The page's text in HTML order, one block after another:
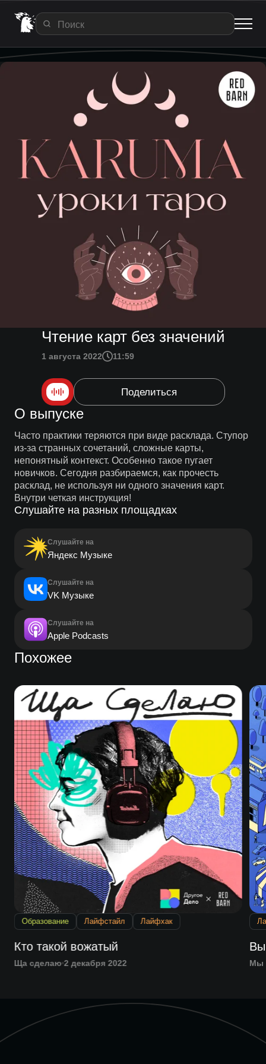
Чтение карт без значений
1 августа 2022 11:59
Поделиться
О выпуске
Часто практики теряются при виде расклада. Ступор
из-за странных сочетаний, сложные карты,
непонятный контекст. Особенно такое пугает
новичков. Сегодня разбираемся, как прочесть
расклад, не используя ни одного значения карт.
Внутри четкая инструкция!
Слушайте на разных площадках
Слушайте на
Яндекс Музыке
Слушайте на
VK Музыке
Слушайте на
Apple Podcasts
Похожее
Образование Лайфстайл Лайфхак
Кто такой вожатый
Ща сделаю 2 декабря 2022 Мы